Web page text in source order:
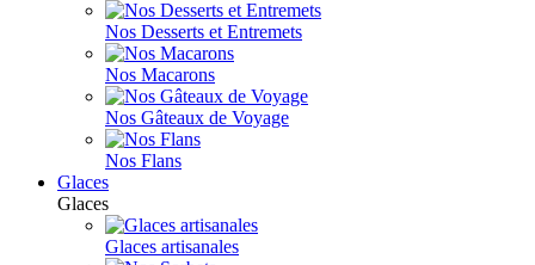
Nos Desserts et Entremets
Nos Macarons
Nos Gâteaux de Voyage
Nos Flans
Glaces
Glaces
Glaces artisanales